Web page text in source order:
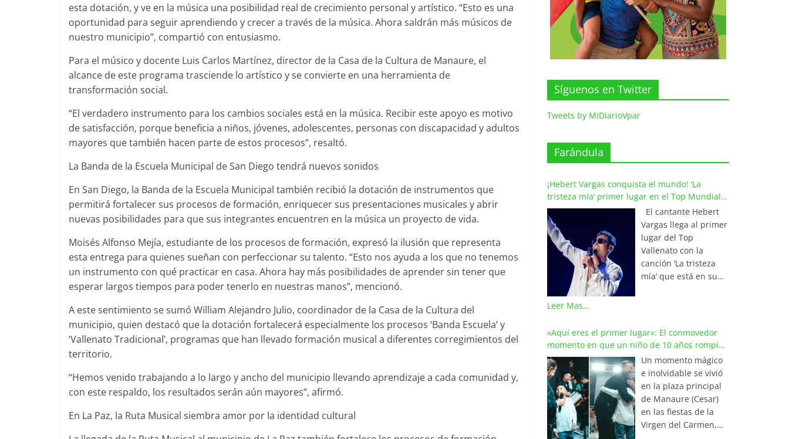
esta dotación, y ve en la música una posibilidad real de crecimiento personal y artístico. “Esto es una
oportunidad para seguir aprendiendo y crecer a través de la música. Ahora saldrán más músicos de
nuestro municipio”, compartió con entusiasmo.
Para el músico y docente Luis Carlos Martínez, director de la Casa de la Cultura de Manaure, el
alcance de este programa trasciende lo artístico y se convierte en una herramienta de
transformación social.
“El verdadero instrumento para los cambios sociales está en la música. Recibir este apoyo es motivo
de satisfacción, porque beneficia a niños, jóvenes, adolescentes, personas con discapacidad y adultos
mayores que también hacen parte de estos procesos”, resaltó.
La Banda de la Escuela Municipal de San Diego tendrá nuevos sonidos
En San Diego, la Banda de la Escuela Municipal también recibió la dotación de instrumentos que
permitirá fortalecer sus procesos de formación, enriquecer sus presentaciones musicales y abrir
nuevas posibilidades para que sus integrantes encuentren en la música un proyecto de vida.
Moisés Alfonso Mejía, estudiante de los procesos de formación, expresó la ilusión que representa
esta entrega para quienes sueñan con perfeccionar su talento. “Esto nos ayuda a los que no tenemos
un instrumento con qué practicar en casa. Ahora hay más posibilidades de aprender sin tener que
esperar largos tiempos para poder tenerlo en nuestras manos”, mencionó.
A este sentimiento se sumó William Alejandro Julio, coordinador de la Casa de la Cultura del
municipio, quien destacó que la dotación fortalecerá especialmente los procesos ‘Banda Escuela’ y
‘Vallenato Tradicional’, programas que han llevado formación musical a diferentes corregimientos del
territorio.
“Hemos venido trabajando a lo largo y ancho del municipio llevando aprendizaje a cada comunidad y,
con este respaldo, los resultados serán aún mayores”, afirmó.
En La Paz, la Ruta Musical siembra amor por la identidad cultural
Síguenos en Twitter
Tweets by MiDiarioVpar
Farándula
¡Hebert Vargas conquista el mundo! ‘La
tristeza mía’ primer lugar en el Top Mundial
del Vallenato
El cantante Hebert
Vargas llega al primer
lugar del Top
Vallenato con la
canción ‘La tristeza
mía’ que está en su
de los listados
musicales en
Colombia y países de
América y Europa.
Esta emotiva
composición del
maestro Wilfran
Castillo se posicionó
en el primer lugar de
Leer Mas...
«Aquí eres el primer lugar»: El conmovedor
momento en que un niño de 10 años rompió
en llanto al cantar con Iván Villazón
Un momento mágico
e inolvidable se vivió
en la plaza principal
de Manaure (Cesar)
en las fiestas de la
Virgen del Carmen,